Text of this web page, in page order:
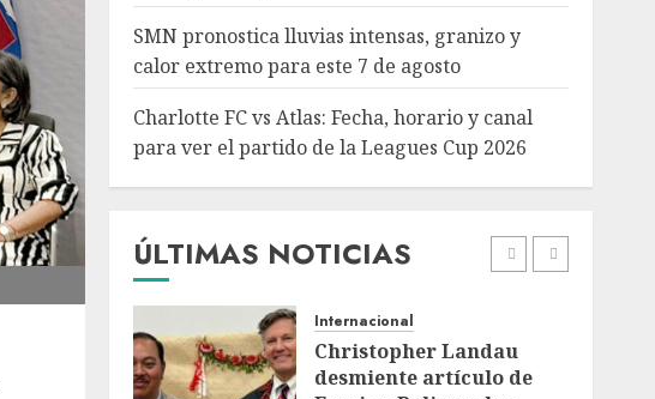
SMN pronostica lluvias intensas, granizo y
calor extremo para este 7 de agosto
Charlotte FC vs Atlas: Fecha, horario y canal
para ver el partido de la Leagues Cup 2026
ÚLTIMAS NOTICIAS
5
para ver el partido de la
Leagues Cup 2026
AGOSTO 7, 2026
1
Nacional
buscado por la Interpol
AGOSTO 7, 2026
Internacional
Christopher Landau
desmiente artículo de